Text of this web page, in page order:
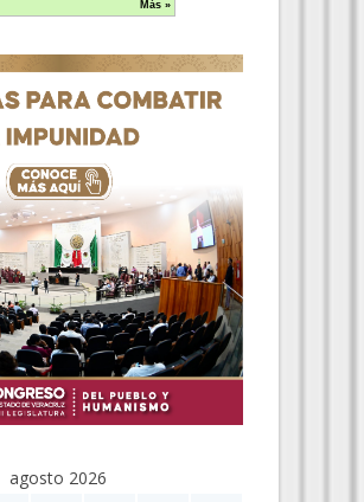
agosto 2026